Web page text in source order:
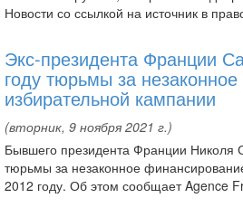
Новости со ссылкой на источник в
Экс-президента Франции
году тюрьмы за
избирательной кампании
(вторник, 9 ноября 2021 г.)
Бывшего президента Франции Николя
тюрьмы за незаконное
2012 году. Об этом сообщает Agence